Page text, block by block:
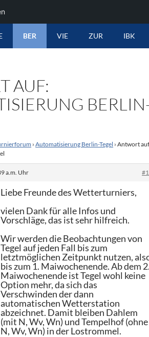
BER VIE ZUR IBK
AUF:
› Automatisierung Berlin-Tegel › Antwort
a.m. Uhr
Liebe Freunde des Wetterturniers,
vielen Dank für alle Infos und
Vorschläge, das ist sehr hilfreich.
Wir werden die Beobachtungen von
Tegel auf jeden Fall bis zum
letztmöglichen Zeitpunkt nutzen,
bis zum 1. Maiwochenende. Ab dem
Maiwochenende ist Tegel wohl keine
Option mehr, da sich das
Verschwinden der dann
automatischen Wetterstation
abzeichnet. Damit bleiben Dahlem
(mit N, Wv, Wn) und Tempelhof (ohne
N, Wv, Wn) in der Lostrommel.